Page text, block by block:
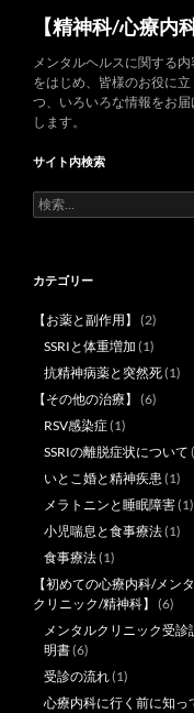
【精神科/心療内
メンタルヘルスに関する内
をはじめ、皆様のお役に立
つ、いろいろな情報をお届
します。
サイト内検索
検
索:
カテゴリー
【お薬と副作用】
(2)
SSRIと体重増加 (1)
抗精神病薬と突然死(1)
【その他の治療】
(6)
RSV感染症(1)
SSRIの離脱症状について
いとこ婚と精神疾患 (1)
メラトニンと睡眠障害(1)
小児喘息と食事療法(1)
食事療法(1)
【初めての心療内科/メン
クリニック/精神科】
(6)
メンタルクリニック受診
明書(6)
受診の流れ(1)
心療内科に行く前に知っ